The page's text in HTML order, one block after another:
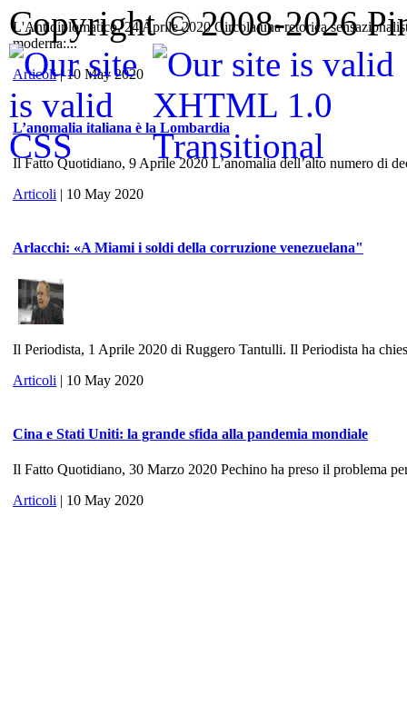
L'Antidiplomatico, 24 Aprile 2020 Circola una retorica
moderna:...
Articoli| 10 May 2020
L’anomalia italiana è la Lombardia
Il Fatto Quotidiano, 9 Aprile 2020 L’anomalia dell’alto numero di
Articoli | 10 May 2020
Arlacchi: «A Miami i soldi della corruzione venezuelana"
Il Periodista, 1 Aprile 2020 di Ruggero Tantulli. Il Periodista ha
Articoli | 10 May 2020
Cina e Stati Uniti: la grande sfida alla pandemia mondiale
Il Fatto Quotidiano, 30 Marzo 2020 Pechino ha preso il problema
Articoli | 10 May 2020
Copyright © 2008-2026